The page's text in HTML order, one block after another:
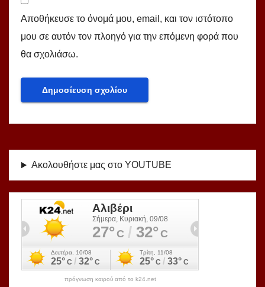
Αποθήκευσε το όνομά μου, email, και τον ιστότοπο
μου σε αυτόν τον πλοηγό για την επόμενη φορά που
θα σχολιάσω.
Ακολουθήστε μας στο YOUTUBE
πρόγνωση καιρού από το k24.net